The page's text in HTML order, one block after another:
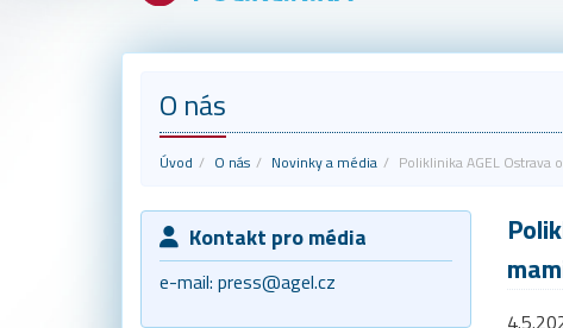
O nás
Úvod O nás Novinky a média Poliklinika AGEL
Kontakt pro média
e-mail: press@agel.cz